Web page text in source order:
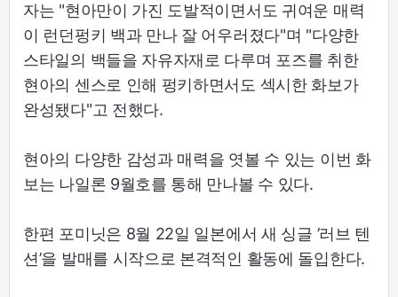
자는 "현아만이 가진 도발적이면서도 귀여운 매력
이 런던펑키 백과 만나 잘 어우러졌다"며 "다양한
스타일의 백들을 자유자재로 다루며 포즈를 취한
현아의 센스로 인해 펑키하면서도 섹시한 화보가
완성됐다"고 전했다.
현아의 다양한 감성과 매력을 엿볼 수 있는 이번 화
보는 나일론 9월호를 통해 만나볼 수 있다.
한편 포미닛은 8월 22일 일본에서 새 싱글 ’러브 텐
션’을 발매를 시작으로 본격적인 활동에 돌입한다.